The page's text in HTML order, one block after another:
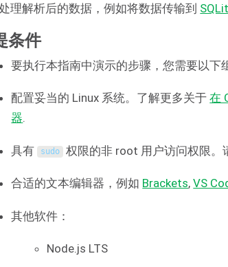
理解析后的数据，例如将数据传输到
条件
要执行本指南中演示的步骤，您需要以下
配置妥当的 Linux 系统。了解更多关于在
器.
具有 sudo 权限的非 root 用户访问权限。
合适的文本编辑器，例如 Brackets,VS
其他软件：
Node.js LTS